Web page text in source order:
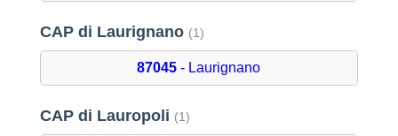
CAP di Laurignano (1)
87045 - Laurignano
CAP di Lauropoli (1)